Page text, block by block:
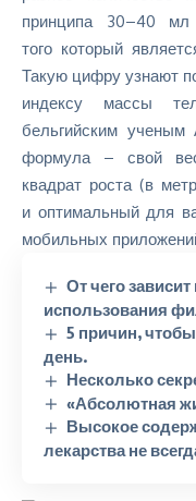
принципа 30–40
того который
Такую цифру узнают
индексу массы
бельгийским
формула – свой
квадрат роста (в
и оптимальный для
мобильных
От чего
использования
5 причин,
день.
Несколько
«Абсолютная
Высокое
лекарства не